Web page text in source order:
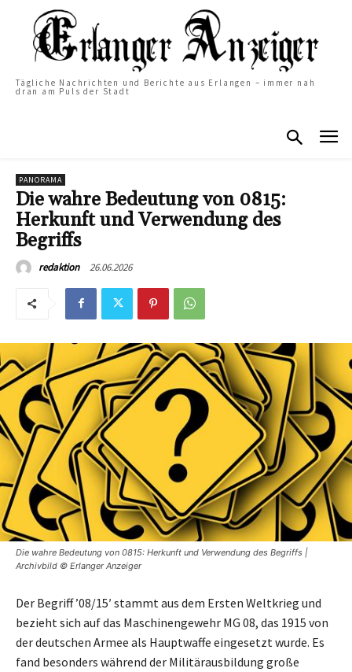
Tägliche Nachrichten und Berichte aus Erlangen – immer nah
dran am Puls der Stadt
PANORAMA
Die wahre Bedeutung von 0815:
Herkunft und Verwendung des
Begriffs
redaktion 26.06.2026
Die wahre Bedeutung von 0815: Herkunft und Verwendung des Begriffs |
Archivbild © Erlanger Anzeiger
Der Begriff ’08/15′ stammt aus dem Ersten Weltkrieg und
bezieht sich auf das Maschinengewehr MG 08, das 1915 von
der deutschen Armee als Hauptwaffe eingesetzt wurde. Es
fand besonders während der Militärausbildung große